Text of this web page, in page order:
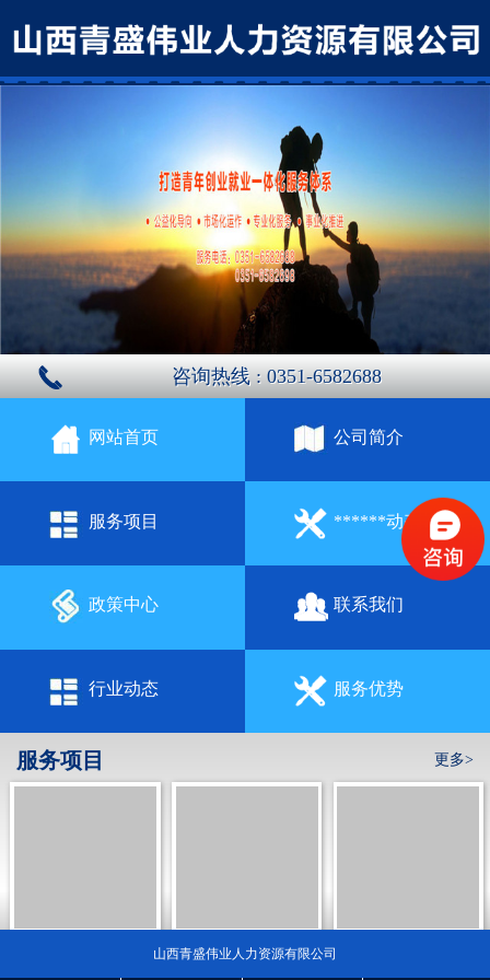
咨询热线 : 0351-6582688
网站首页 公司简介
服务项目 ******动态
政策中心 联系我们
行业动态 服务优势
服务项目 更多>
社保代理
山西青盛伟业人力资源有限公司